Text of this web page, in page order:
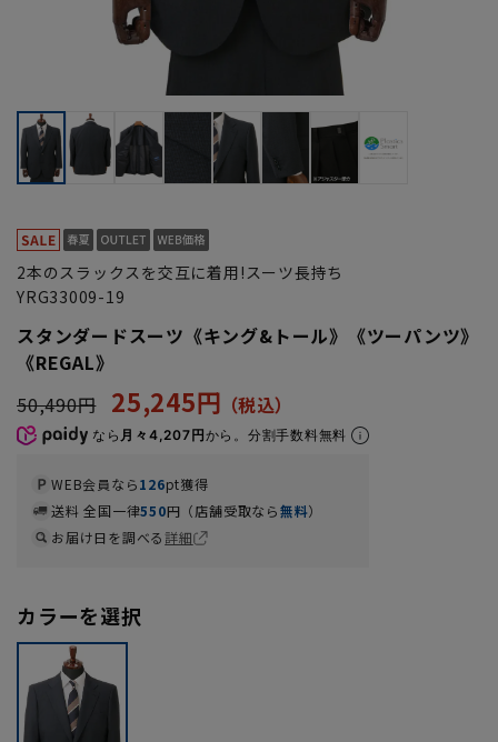
2本のスラックスを交互に着用!スーツ長持ち
YRG33009-19
スタンダードスーツ《キング&トール》《ツーパンツ》
《REGAL》
50,490円
25,245円
なら 月々4,207円から。分割手数料無料
WEB会員なら126pt獲得
送料 全国一律550円（店舗受取なら無料）
お届け日を調べる詳細
カラーを選択